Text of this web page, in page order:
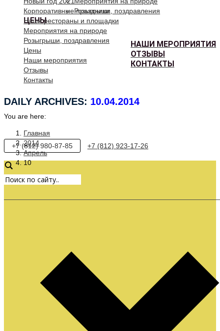
Розыгрыши, поздравления
ЦЕНЫ
НАШИ МЕРОПРИЯТИЯ
ОТЗЫВЫ
КОНТАКТЫ
Корпоративные праздники
Наши рестораны и площадки
Мероприятия на природе
Розыгрыши, поздравления
Цены
Наши мероприятия
Отзывы
Контакты
DAILY ARCHIVES: 10.04.2014
You are here:
Главная
2014
Апрель
10
+7 (812) 980-87-85 +7 (812) 923-17-26